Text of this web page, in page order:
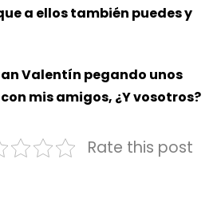
a ellos también puedes y
Valentín pegando unos
mis amigos, ¿Y vosotros?
Rate this post